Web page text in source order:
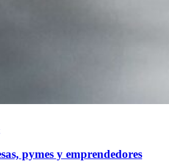
pymes y emprendedores